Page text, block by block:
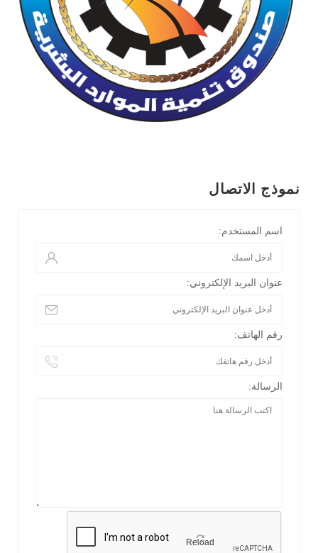
نموذج الاتصال
اسم المستخدم:
عنوان البريد الإلكتروني:
رقم الهاتف:
الرسالة:
Reload